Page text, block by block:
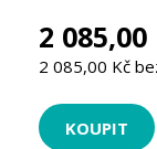
2 085,00
2 085,00 Kč